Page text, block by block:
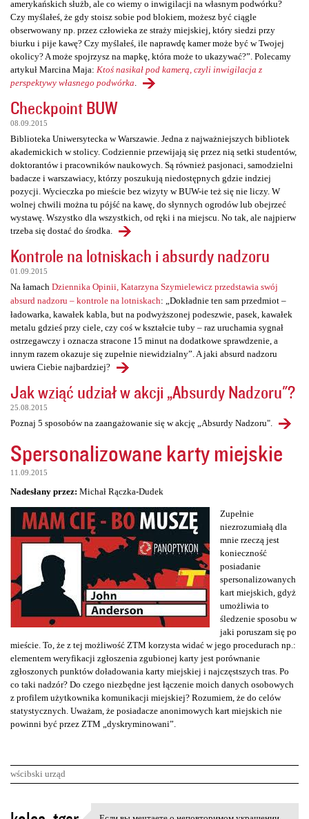
amerykańskich służb, ale co wiemy o inwigilacji na własnym podwórku?
Czy myślałeś, że gdy stoisz sobie pod blokiem, możesz być ciągle
obserwowany np. przez człowieka ze straży miejskiej, który siedzi przy
biurku i pije kawę? Czy myślałeś, ile naprawdę kamer może być w Twojej
okolicy? A może spojrzysz na mapkę, która może to ukazywać?”. Polecamy
artykuł Marcina Maja: Ktoś nasikał pod kamerą, czyli inwigilacja z
perspektywy własnego podwórka
Checkpoint BUW
08.09.2015
Biblioteka Uniwersytecka w Warszawie. Jedna z najważniejszych bibliotek
akademickich w stolicy. Codziennie przewijają się przez nią setki studentów,
doktorantów i pracowników naukowych. Są również pasjonaci, samodzielni
badacze i warszawiacy, którzy poszukują niedostępnych gdzie indziej
pozycji. Wycieczka po mieście bez wizyty w BUW-ie też się nie liczy. W
wolnej chwili można tu pójść na kawę, do słynnych ogrodów lub obejrzeć
wystawę. Wszystko dla wszystkich, od ręki i na miejscu. No tak, ale najpierw
trzeba się dostać do środka.
Kontrole na lotniskach i absurdy nadzoru
01.09.2015
Na łamach Dziennika Opinii, Katarzyna Szymielewicz przedstawia swój
absurd nadzoru – kontrole na lotniskach: „Dokładnie ten sam przedmiot –
ładowarka, kawałek kabla, but na podwyższonej podeszwie, pasek, kawałek
metalu gdzieś przy ciele, czy coś w kształcie tuby – raz uruchamia sygnał
ostrzegawczy i oznacza stracone 15 minut na dodatkowe sprawdzenie, a
innym razem okazuje się zupełnie niewidzialny”. A jaki absurd nadzoru
uwiera Ciebie najbardziej?
Jak wziąć udział w akcji „Absurdy Nadzoru"?
25.08.2015
Poznaj 5 sposobów na zaangażowanie się w akcję „Absurdy Nadzoru".
Spersonalizowane karty miejskie
11.09.2015
Nadesłany przez: Michał Rączka-Dudek
Zupełnie
niezrozumiałą dla
mnie rzeczą jest
konieczność
posiadanie
spersonalizowanych
kart miejskich, gdyż
umożliwia to
śledzenie sposobu w
jaki poruszam się po
mieście. To, że z tej możliwość ZTM korzysta widać w jego procedurach np.:
elementem weryfikacji zgłoszenia zgubionej karty jest porównanie
zgłoszonych punktów doładowania karty miejskiej i najczęstszych tras. Po
co taki nadzór? Do czego niezbędne jest łączenie moich danych osobowych
z profilem użytkownika komunikacji miejskiej? Rozumiem, że do celów
statystycznych. Uważam, że posiadacze anonimowych kart miejskich nie
powinni być przez ZTM „dyskryminowani”.
wścibski urząd
K